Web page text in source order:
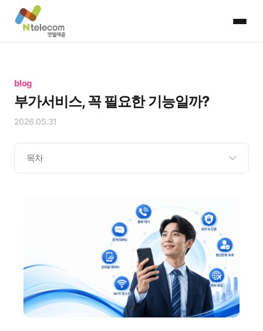
blog
부가서비스, 꼭 필요한 기능일까?
2026.05.31
목차